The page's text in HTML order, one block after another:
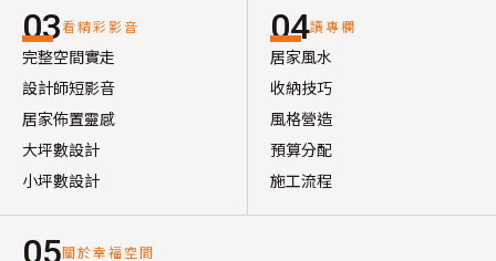
03看精彩影音
完整空間實走
設計師短影音
居家佈置靈感
大坪數設計
小坪數設計
04讀專欄
居家風水
收納技巧
風格營造
預算分配
施工流程
05關於幸福空間